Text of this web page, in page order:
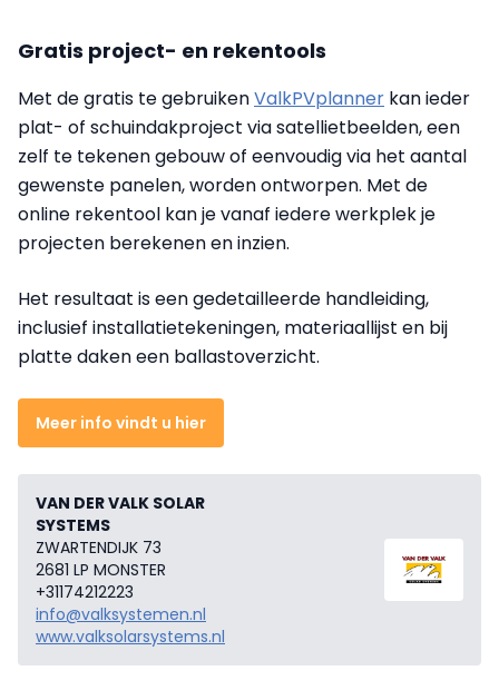
Gratis project- en rekentools
Met de gratis te gebruikenValkPVplanner kan ieder
plat- of schuindakproject via satellietbeelden, een
zelf te tekenen gebouw of eenvoudig via het aantal
gewenste panelen, worden ontworpen. Met de
online rekentool kan je vanaf iedere werkplek je
projecten berekenen en inzien.
Het resultaat is een gedetailleerde handleiding,
inclusief installatietekeningen, materiaallijst en bij
platte daken een ballastoverzicht.
Meer info vindt u hier
VAN DER VALK SOLAR
SYSTEMS
ZWARTENDIJK 73
2681 LP MONSTER
+31174212223
info@valksystemen.nl
www.valksolarsystems.nl